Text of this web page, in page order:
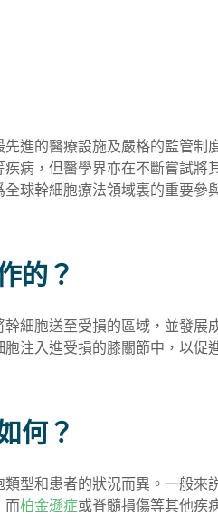
進的醫療設施及嚴格的監管
疾病，但醫學界亦在不斷嘗試將
球幹細胞療法領域裏的重要參
的？
細胞送至受損的區域，並發
注入進受損的膝關節中，以促
何？
型和患者的狀況而異。一般來
而柏金遜症或脊髓損傷等其他疾